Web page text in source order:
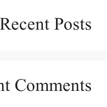
Recent Posts
Comments